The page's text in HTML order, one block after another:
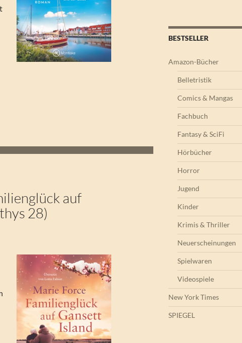
auf
28)
BESTSELLER
Amazon-Bücher
Belletristik
Comics & Mangas
Fachbuch
Fantasy & SciFi
Hörbücher
Horror
Jugend
Kinder
Krimis & Thriller
Neuerscheinungen
Spielwaren
Videospiele
New York Times
SPIEGEL